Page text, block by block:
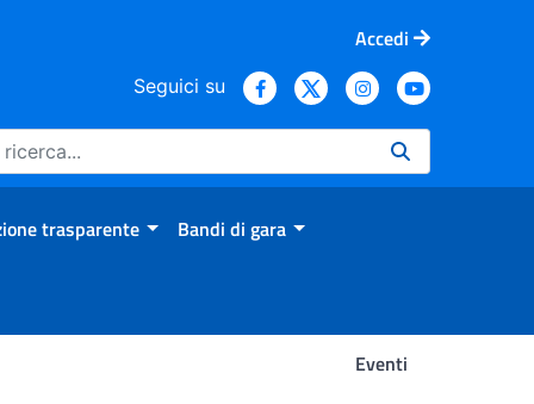
Accedi
Seguici su
trasparente Bandi di gara
Eventi